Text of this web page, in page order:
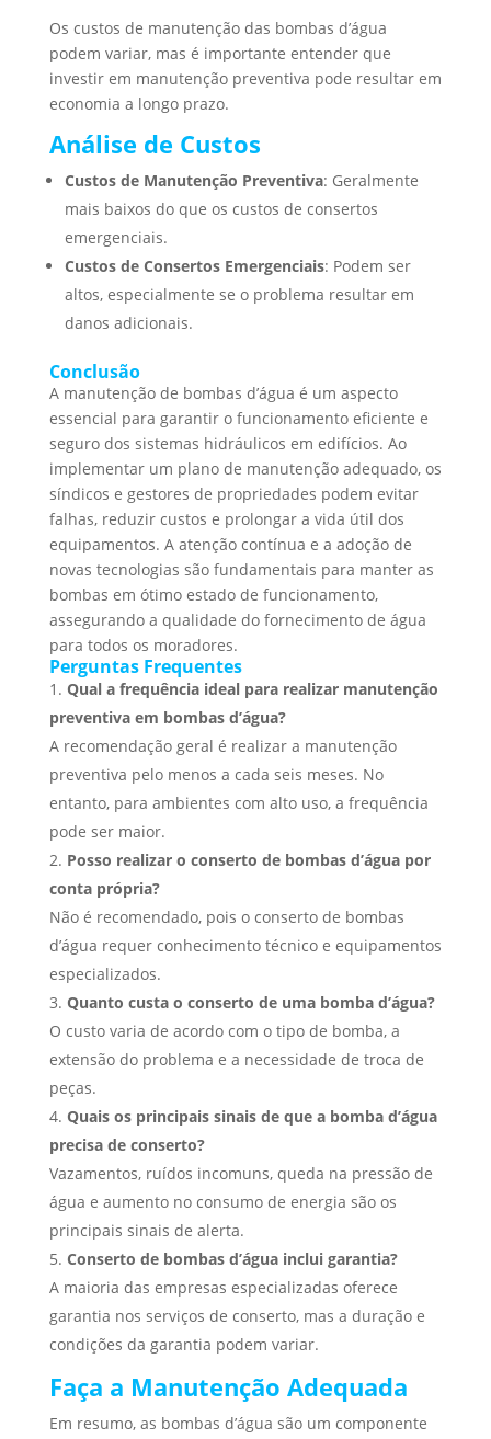
Os custos de manutenção das bombas d’água
podem variar, mas é importante entender que
investir em manutenção preventiva pode resultar em
economia a longo prazo.
Análise de Custos
Custos de Manutenção Preventiva: Geralmente
mais baixos do que os custos de consertos
emergenciais.
Custos de Consertos Emergenciais: Podem ser
altos, especialmente se o problema resultar em
danos adicionais.
Conclusão
A manutenção de bombas d’água é um aspecto
essencial para garantir o funcionamento eficiente e
seguro dos sistemas hidráulicos em edifícios. Ao
implementar um plano de manutenção adequado, os
síndicos e gestores de propriedades podem evitar
falhas, reduzir custos e prolongar a vida útil dos
equipamentos. A atenção contínua e a adoção de
novas tecnologias são fundamentais para manter as
bombas em ótimo estado de funcionamento,
assegurando a qualidade do fornecimento de água
para todos os moradores.
Perguntas Frequentes
Qual a frequência ideal para realizar manutenção
preventiva em bombas d’água?
A recomendação geral é realizar a manutenção
preventiva pelo menos a cada seis meses. No
entanto, para ambientes com alto uso, a frequência
pode ser maior.
Posso realizar o conserto de bombas d’água por
conta própria?
Não é recomendado, pois o conserto de bombas
d’água requer conhecimento técnico e equipamentos
especializados.
Quanto custa o conserto de uma bomba d’água?
O custo varia de acordo com o tipo de bomba, a
extensão do problema e a necessidade de troca de
peças.
Quais os principais sinais de que a bomba d’água
precisa de conserto?
Vazamentos, ruídos incomuns, queda na pressão de
água e aumento no consumo de energia são os
principais sinais de alerta.
Conserto de bombas d’água inclui garantia?
A maioria das empresas especializadas oferece
garantia nos serviços de conserto, mas a duração e
condições da garantia podem variar.
Faça a Manutenção Adequada
Em resumo, as bombas d’água são um componente